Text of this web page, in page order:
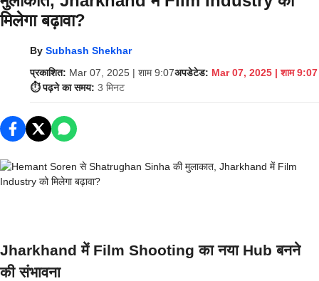
मिलेगा बढ़ावा?
By Subhash Shekhar
प्रकाशित: Mar 07, 2025 | शाम 9:07अपडेटेड: Mar 07, 2025 | शाम 9:07
⏱️ पढ़ने का समय: 3 मिनट
Jharkhand में Film Shooting का नया Hub बनने
की संभावना